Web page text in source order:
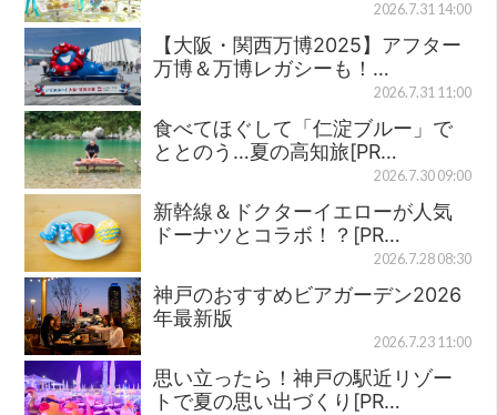
2026.7.31 14:00
【大阪・関西万博2025】アフター
万博＆万博レガシーも！…
2026.7.31 11:00
食べてほぐして「仁淀ブルー」で
ととのう…夏の高知旅[PR…
2026.7.30 09:00
新幹線＆ドクターイエローが人気
ドーナツとコラボ！？[PR…
2026.7.28 08:30
神戸のおすすめビアガーデン2026
年最新版
2026.7.23 11:00
思い立ったら！神戸の駅近リゾー
トで夏の思い出づくり[PR…